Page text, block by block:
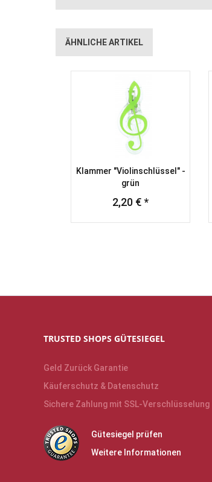
ÄHNLICHE ARTIKEL
Klammer "Violinschlüssel" -
grün
2,20 € *
TRUSTED SHOPS GÜTESIEGEL
Geld Zurück Garantie
Käuferschutz & Datenschutz
Sichere Zahlung mit SSL-Verschlüsselung
Gütesiegel prüfen
Weitere Informationen